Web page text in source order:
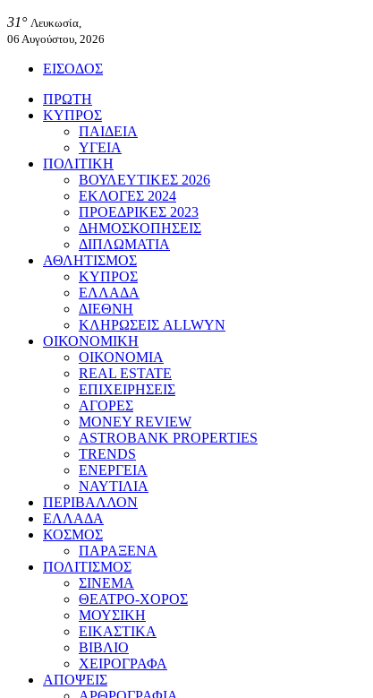
31° Λευκωσία,
06 Αυγούστου, 2026
ΕΙΣΟΔΟΣ
ΠΡΩΤΗ
ΚΥΠΡΟΣ
ΠΑΙΔΕΙΑ
ΥΓΕΙΑ
ΠΟΛΙΤΙΚΗ
ΒΟΥΛΕΥΤΙΚΕΣ 2026
ΕΚΛΟΓΕΣ 2024
ΠΡΟΕΔΡΙΚΕΣ 2023
ΔΗΜΟΣΚΟΠΗΣΕΙΣ
ΔΙΠΛΩΜΑΤΙΑ
ΑΘΛΗΤΙΣΜΟΣ
ΚΥΠΡΟΣ
ΕΛΛΑΔΑ
ΔΙΕΘΝΗ
ΚΛΗΡΩΣΕΙΣ ALLWYN
ΟΙΚΟΝΟΜΙΚΗ
ΟΙΚΟΝΟΜΙΑ
REAL ESTATE
ΕΠΙΧΕΙΡΗΣΕΙΣ
ΑΓΟΡΕΣ
MONEY REVIEW
ASTROBANK PROPERTIES
TRENDS
ΕΝΕΡΓΕΙΑ
ΝΑΥΤΙΛΙΑ
ΠΕΡΙΒΑΛΛΟΝ
ΕΛΛΑΔΑ
ΚΟΣΜΟΣ
ΠΑΡΑΞΕΝΑ
ΠΟΛΙΤΙΣΜΟΣ
ΣΙΝΕΜΑ
ΘΕΑΤΡΟ-ΧΟΡΟΣ
ΜΟΥΣΙΚΗ
ΕΙΚΑΣΤΙΚΑ
ΒΙΒΛΙΟ
ΧΕΙΡΟΓΡΑΦΑ
ΑΠΟΨΕΙΣ